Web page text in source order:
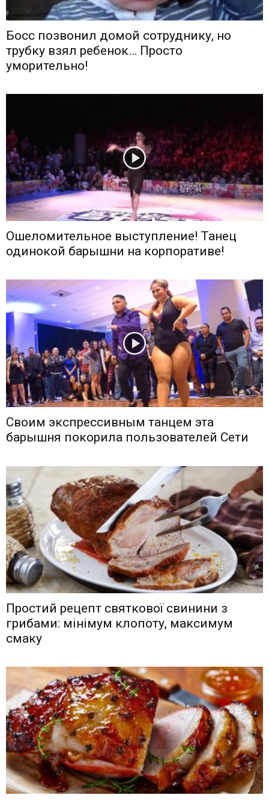
Босс позвонил домой сотруднику, но
трубку взял ребенок… Просто
уморительно!
Ошеломительное выступление! Танец
одинокой барышни на корпоративе!
Своим экспрессивным танцем эта
барышня покорила пользователей Сети
Простий рецепт святкової свинини з
грибами: мінімум клопоту, максимум
смаку